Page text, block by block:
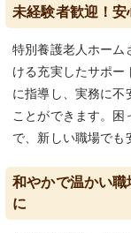
未経験者歓迎！
特別養護老人ホーム
ける充実したサポー
に指導し、実務に不
ことができます。困
で、新しい職場でも
和やかで温かい職
に